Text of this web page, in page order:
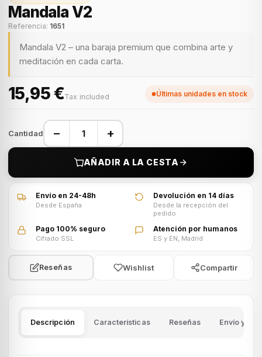
Mandala V2
Referencia: 1651
Mandala V2 – una baraja premium que combina arte y
meditación en cada carta.
15,95 €Tax included Últimas unidades en stock
Cantidad − +
AÑADIR A LA CESTA
Envío en 24-48h
Desde España
Devolución en 14 días
Desde la recepción del
pedido
Pago 100% seguro
Cifrado SSL
Atención por humanos
ES y EN, Madrid
Reseñas Wishlist Compartir
Descripción Características Reseñas Envío y